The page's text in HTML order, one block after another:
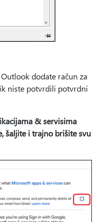
dodate račun za
niste potvrdili potvrdni
& servisima
šaljite i trajno brišite svu